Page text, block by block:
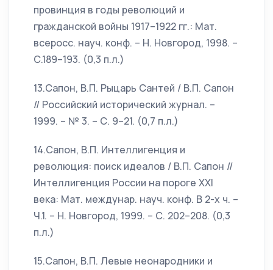
провинция в годы революций и
гражданской войны 1917–1922 гг.: Мат.
всеросс. науч. конф. – Н. Новгород, 1998. –
С.189–193. (0,3 п.л.)
13.Сапон, В.П. Рыцарь Сантей / В.П. Сапон
// Российский исторический журнал. –
1999. – № 3. – С. 9–21. (0,7 п.л.)
14.Сапон, В.П. Интеллигенция и
революция: поиск идеалов / В.П. Сапон //
Интеллигенция России на пороге XXI
века: Мат. междунар. науч. конф. В 2-х ч. –
Ч.1. – Н. Новгород, 1999. – С. 202–208. (0,3
п.л.)
15.Сапон, В.П. Левые неонародники и